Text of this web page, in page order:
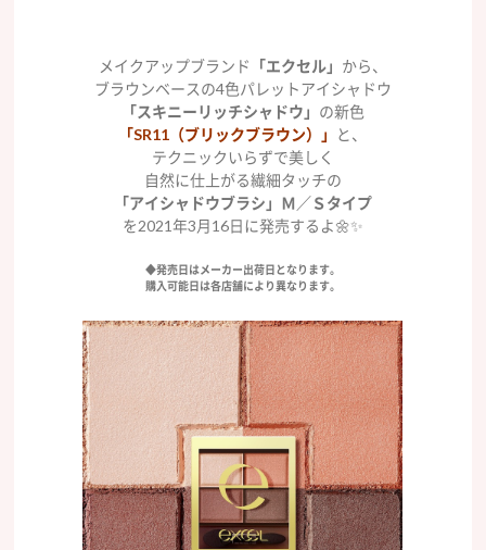
メイクアップブランド 「エクセル」 から、
ブラウンベースの4色パレットアイシャドウ
「スキニーリッチシャドウ」 の新色
「SR11（ブリックブラウン）」 と、
テクニックいらずで美しく
自然に仕上がる繊細タッチの
「アイシャドウブラシ」Ｍ／Ｓタイプ
を2021年3月16日に発売するよ🌼✨
◆発売日はメーカー出荷日となります。
購入可能日は各店舗により異なります。